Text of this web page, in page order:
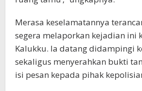
Merasa keselamatannya
segera melaporkan kejadian ini
Kalukku. Ia datang didampingi
sekaligus menyerahkan bukti
isi pesan kepada pihak